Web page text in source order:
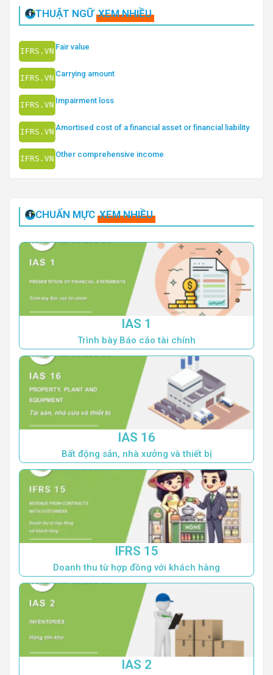
THUẬT NGỮ XEM NHIỀU
Fair value
Carrying amount
Impairment loss
Amortised cost of a financial asset or financial liability
Other comprehensive income
CHUẨN MỰC XEM NHIỀU
IAS 1
Trình bày Báo cáo tài chính
IAS 16
Bất động sản, nhà xưởng và thiết bị
IFRS 15
Doanh thu từ hợp đồng với khách hàng
IAS 2